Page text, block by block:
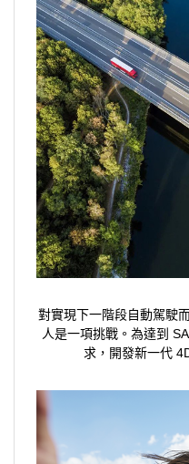
對實現下一階段自動駕駛
人是一項挑戰。為達到
求，開發新一代